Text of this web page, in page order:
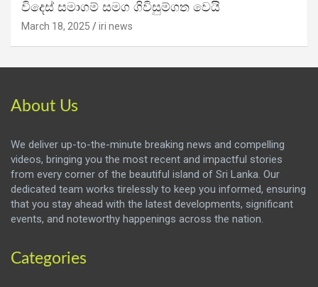
විදෙස් සමාගම් සමග ගිවිසුම්ගත වෙයි
March 18, 2025 iri news
About Us
We deliver up-to-the-minute breaking news and compelling
videos, bringing you the most recent and impactful stories
from every corner of the beautiful island of Sri Lanka. Our
dedicated team works tirelessly to keep you informed, ensuring
that you stay ahead with the latest developments, significant
events, and noteworthy happenings across the nation.
Categories